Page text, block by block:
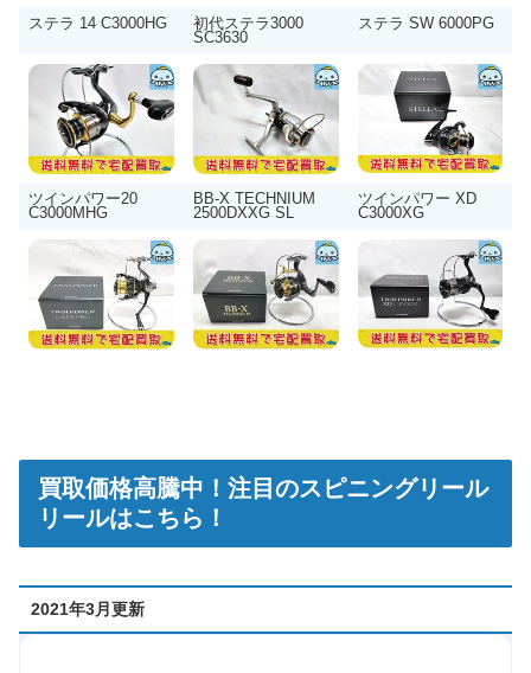
ステラ 14 C3000HG
初代ステラ3000
SC3630
ステラ SW 6000PG
ツインパワー20
C3000MHG
BB-X TECHNIUM
2500DXXG SL
ツインパワー XD
C3000XG
買取価格高騰中！注目のスピニングリール
リールはこちら！
2021年3月更新